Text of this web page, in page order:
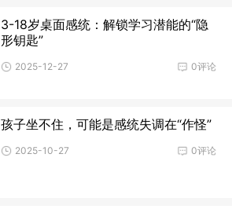
3-18岁桌面感统：解锁学习潜能的“隐
形钥匙”
0评论
2025-12-27
孩子坐不住，可能是感统失调在“作怪”
0评论
2025-10-27